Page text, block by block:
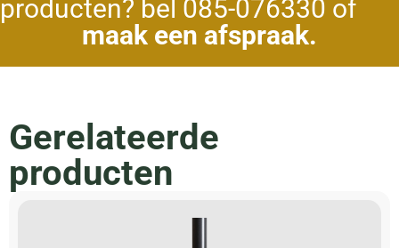
producten? bel 085-076330 of
maak een afspraak.
Gerelateerde
producten